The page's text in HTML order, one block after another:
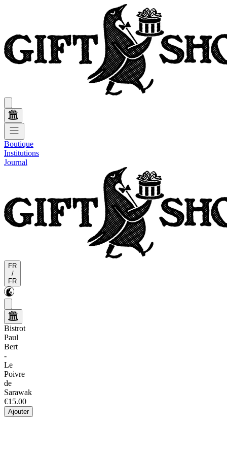
Boutique
Institutions
Journal
FR
/
FR
Bistrot
Paul
Bert
-
Le
Poivre
de
Sarawak
€15.00
Ajouter